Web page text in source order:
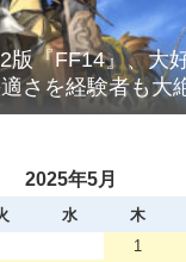
版『FF14』、大
さを経験者も大
2025年5月
水 木
1